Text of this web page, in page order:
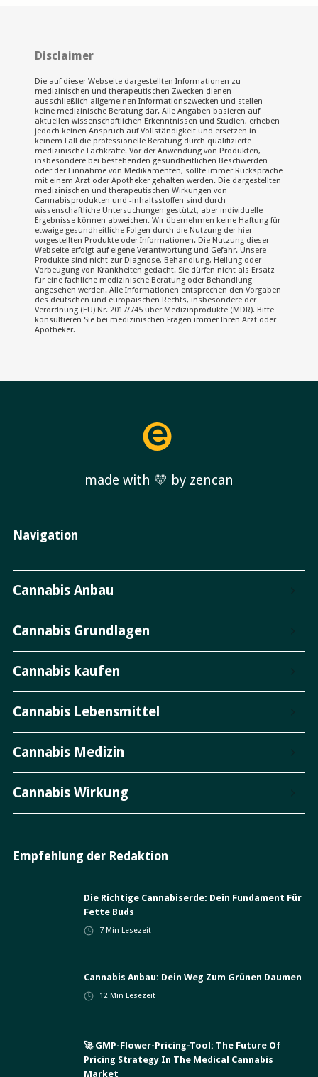
Disclaimer
Die auf dieser Webseite dargestellten Informationen zu
medizinischen und therapeutischen Zwecken dienen
ausschließlich allgemeinen Informationszwecken und stellen
keine medizinische Beratung dar. Alle Angaben basieren auf
aktuellen wissenschaftlichen Erkenntnissen und Studien, erheben
jedoch keinen Anspruch auf Vollständigkeit und ersetzen in
keinem Fall die professionelle Beratung durch qualifizierte
medizinische Fachkräfte. Vor der Anwendung von Produkten,
insbesondere bei bestehenden gesundheitlichen Beschwerden
oder der Einnahme von Medikamenten, sollte immer Rücksprache
mit einem Arzt oder Apotheker gehalten werden. Die dargestellten
medizinischen und therapeutischen Wirkungen von
Cannabisprodukten und -inhaltsstoffen sind durch
wissenschaftliche Untersuchungen gestützt, aber individuelle
Ergebnisse können abweichen. Wir übernehmen keine Haftung für
etwaige gesundheitliche Folgen durch die Nutzung der hier
vorgestellten Produkte oder Informationen. Die Nutzung dieser
Webseite erfolgt auf eigene Verantwortung und Gefahr. Unsere
Produkte sind nicht zur Diagnose, Behandlung, Heilung oder
Vorbeugung von Krankheiten gedacht. Sie dürfen nicht als Ersatz
für eine fachliche medizinische Beratung oder Behandlung
angesehen werden. Alle Informationen entsprechen den Vorgaben
des deutschen und europäischen Rechts, insbesondere der
Verordnung (EU) Nr. 2017/745 über Medizinprodukte (MDR). Bitte
konsultieren Sie bei medizinischen Fragen immer Ihren Arzt oder
Apotheker.
made with 💛 by zencan
Navigation
Cannabis Anbau
Cannabis Grundlagen
Cannabis kaufen
Cannabis Lebensmittel
Cannabis Medizin
Cannabis Wirkung
Empfehlung der Redaktion
Die Richtige Cannabiserde: Dein Fundament Für
Fette Buds
7 Min Lesezeit
Cannabis Anbau: Dein Weg Zum Grünen Daumen
12 Min Lesezeit
🚀 GMP-Flower-Pricing-Tool: The Future Of
Pricing Strategy In The Medical Cannabis
Market